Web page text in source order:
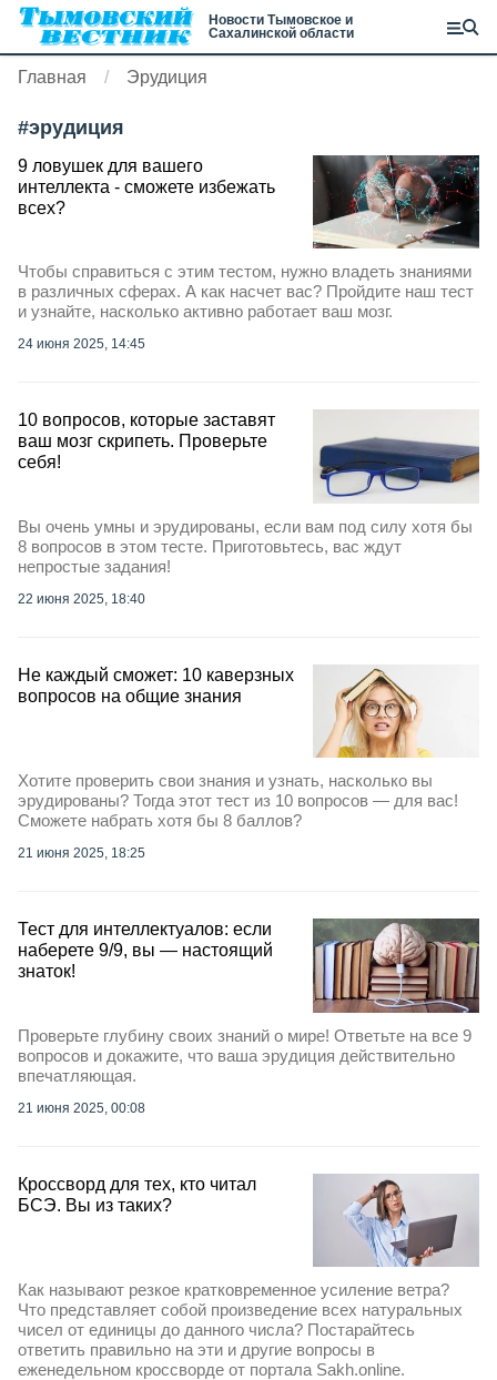
Новости Тымовское и
Сахалинской области
Главная Эрудиция
#эрудиция
9 ловушек для вашего
интеллекта - сможете избежать
всех?
Чтобы справиться с этим тестом, нужно владеть знаниями
в различных сферах. А как насчет вас? Пройдите наш тест
и узнайте, насколько активно работает ваш мозг.
24 июня 2025, 14:45
10 вопросов, которые заставят
ваш мозг скрипеть. Проверьте
себя!
Вы очень умны и эрудированы, если вам под силу хотя бы
8 вопросов в этом тесте. Приготовьтесь, вас ждут
непростые задания!
22 июня 2025, 18:40
Не каждый сможет: 10 каверзных
вопросов на общие знания
Хотите проверить свои знания и узнать, насколько вы
эрудированы? Тогда этот тест из 10 вопросов — для вас!
Сможете набрать хотя бы 8 баллов?
21 июня 2025, 18:25
Тест для интеллектуалов: если
наберете 9/9, вы — настоящий
знаток!
Проверьте глубину своих знаний о мире! Ответьте на все 9
вопросов и докажите, что ваша эрудиция действительно
впечатляющая.
21 июня 2025, 00:08
Кроссворд для тех, кто читал
БСЭ. Вы из таких?
Как называют резкое кратковременное усиление ветра?
Что представляет собой произведение всех натуральных
чисел от единицы до данного числа? Постарайтесь
ответить правильно на эти и другие вопросы в
еженедельном кроссворде от портала Sakh.online.